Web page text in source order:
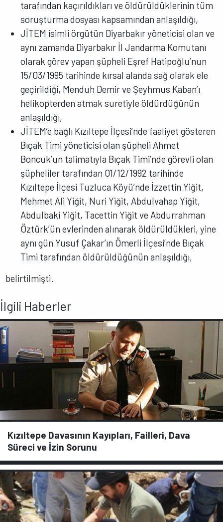
tarafından kaçırıldıkları ve öldürüldüklerinin tüm
soruşturma dosyası kapsamından anlaşıldığı,
JİTEM isimli örgütün Diyarbakır yöneticisi olan ve
aynı zamanda Diyarbakır İl Jandarma Komutanı
olarak görev yapan şüpheli Eşref Hatipoğlu’nun
15/03/1995 tarihinde kırsal alanda sağ olarak ele
geçirildiği, Menduh Demir ve Şeyhmus Kaban’ı
helikopterden atmak suretiyle öldürdüğünün
anlaşıldığı,
JİTEM’e bağlı Kızıltepe İlçesi’nde faaliyet gösteren
Bıçak Timi yöneticisi olan şüpheli Ahmet
Boncuk’un talimatıyla Bıçak Timi’nde görevli olan
şüpheliler tarafından 01/12/1992 tarihinde
Kızıltepe İlçesi Tuzluca Köyü’nde İzzettin Yiğit,
Mehmet Ali Yiğit, Nuri Yiğit, Abdulvahap Yiğit,
Abdulbaki Yiğit, Tacettin Yiğit ve Abdurrahman
Öztürk’ün evlerinden alınarak öldürüldükleri, yine
aynı gün Yusuf Çakar’ın Ömerli İlçesi’nde Bıçak
Timi tarafından öldürüldüğünün anlaşıldığı,
belirtilmişti.
İlgili Haberler
Kızıltepe Davasının Kayıpları, Failleri, Dava
Süreci ve İzin Sorunu